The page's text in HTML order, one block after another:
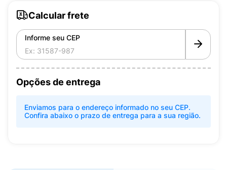
Calcular frete
Informe seu CEP
Opções de entrega
Enviamos para o endereço informado no seu CEP.
Confira abaixo o prazo de entrega para a sua região.